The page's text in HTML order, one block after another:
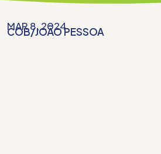
MAR 8, 2024
COB/JOÃO PESSOA